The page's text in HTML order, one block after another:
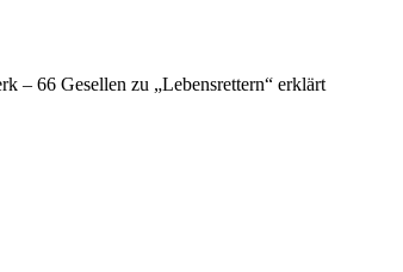
– 66 Gesellen zu „Lebensrettern“ erklärt